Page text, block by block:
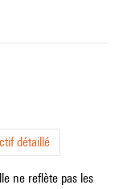
détaillé
ne reflète pas les